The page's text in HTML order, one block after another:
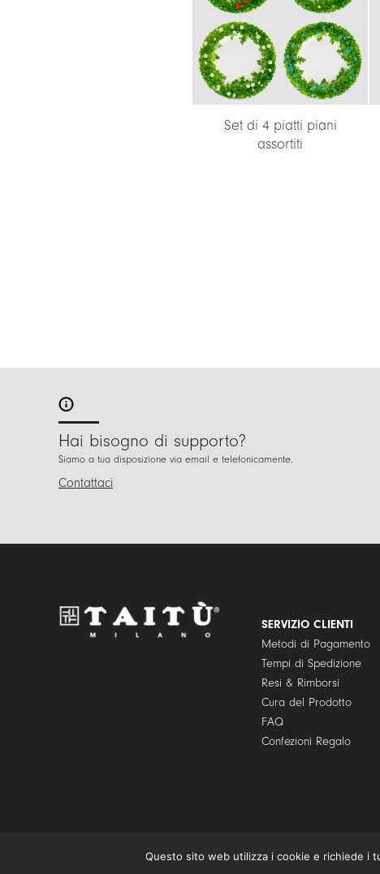
Set di 4 piatti piani
assortiti
Hai bisogno di supporto?
Siamo a tua disposizione via email e telefonicamente.
Contattaci
SERVIZIO CLIENTI
Metodi di Pagamento
Tempi di Spedizione
Resi & Rimborsi
Cura del Prodotto
FAQ
Confezioni Regalo
Questo sito web utilizza i cookie e richiede i